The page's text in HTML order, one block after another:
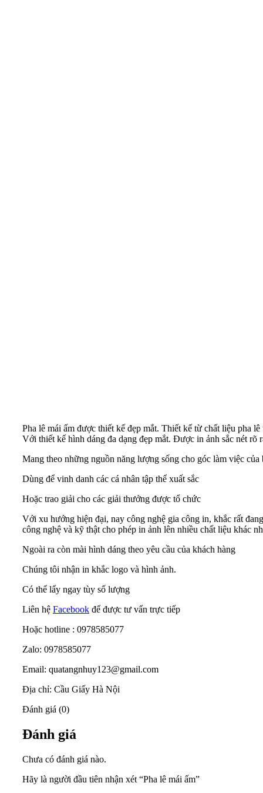
Pha lê mái ấm được thiết kế đẹp mắt. Thiết kế từ chất liệu pha lê
Với thiết kế hình dáng đa dạng đẹp mắt. Được in ảnh sắc nét rõ
Mang theo những nguồn năng lượng sống cho góc làm việc của
Dùng để vinh danh các cá nhân tập thể xuất sắc
Hoặc trao giải cho các giải thưởng được tổ chức
Với xu hướng hiện đại, nay công nghệ gia công in, khắc rất
công nghệ và kỹ thật cho phép in ảnh lên nhiều chất liệu khác
Ngoài ra còn mài hình dáng theo yêu cầu của khách hàng
Chúng tôi nhận in khắc logo và hình ảnh.
Có thể lấy ngay tùy số lượng
Liên hệ Facebook để được tư vấn trực tiếp
Hoặc hotline : 0978585077
Zalo: 0978585077
Email: quatangnhuy123@gmail.com
Địa chỉ: Cầu Giấy Hà Nội
Đánh giá (0)
Đánh giá
Chưa có đánh giá nào.
Hãy là người đầu tiên nhận xét “Pha lê mái ấm”